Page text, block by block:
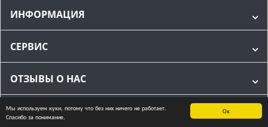
Ок
Мы используем куки, потому что без них ничего не работает.
Спасибо за понимание.
ИНФОРМАЦИЯ
СЕРВИС
ОТЗЫВЫ О НАС
МЫ В СОЦИАЛЬНЫХ СЕТЯХ